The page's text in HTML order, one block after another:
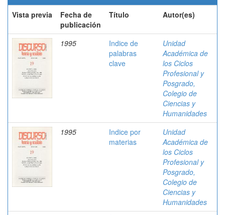
Vista previa
Fecha de
publicación
Título Autor(es)
1995
Indice de
palabras
clave
Unidad
Académica de
los Ciclos
Profesional y
Posgrado,
Colegio de
Ciencias y
Humanidades
1995
Indice por
materias
Unidad
Académica de
los Ciclos
Profesional y
Posgrado,
Colegio de
Ciencias y
Humanidades